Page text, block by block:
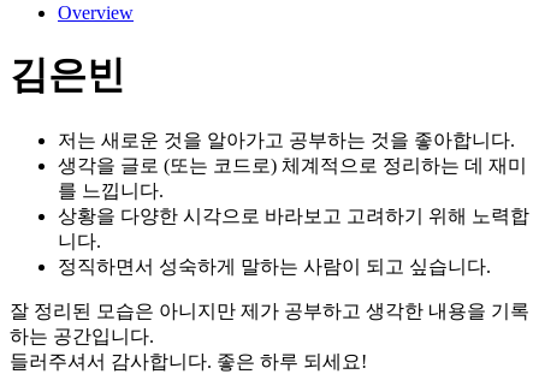
Overview
김은빈
저는 새로운 것을 알아가고 공부하는 것을 좋아합니다.
생각을 글로 (또는 코드로) 체계적으로 정리하는 데 재미
를 느낍니다.
상황을 다양한 시각으로 바라보고 고려하기 위해 노력합
니다.
정직하면서 성숙하게 말하는 사람이 되고 싶습니다.
잘 정리된 모습은 아니지만 제가 공부하고 생각한 내용을 기록
하는 공간입니다.
들러주셔서 감사합니다. 좋은 하루 되세요!